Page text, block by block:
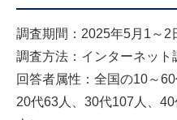
調査期間：2025年5月1～2
調査方法：インターネット
回答者属性：全国の10～
20代63人、30代107人、